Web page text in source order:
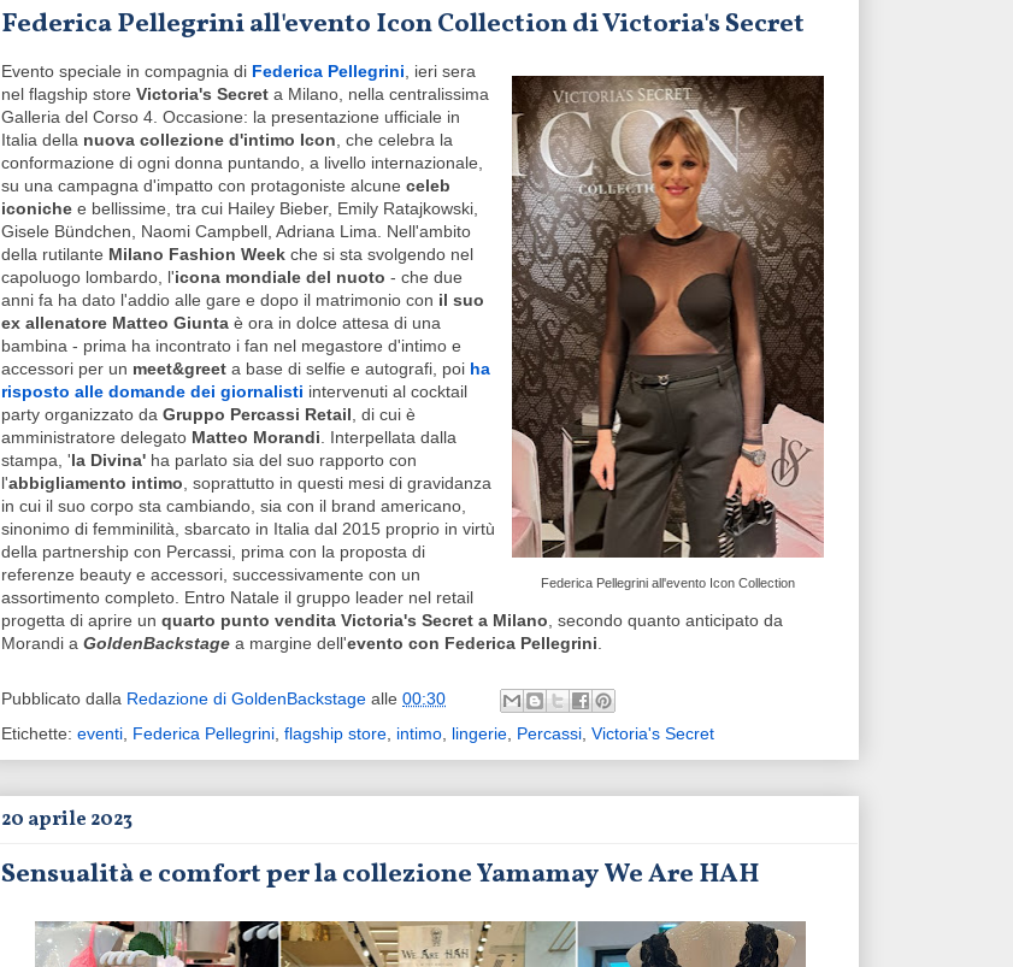
Federica Pellegrini all'evento Icon Collection di Victoria's Secret
Federica Pellegrini all'evento Icon Collection
Evento speciale in compagnia di Federica Pellegrini, ieri sera
nel flagship store Victoria's Secret a Milano, nella centralissima
Galleria del Corso 4. Occasione: la presentazione ufficiale in
Italia della nuova collezione d'intimo Icon, che celebra la
conformazione di ogni donna puntando, a livello internazionale,
su una campagna d'impatto con protagoniste alcune celeb
iconiche e bellissime, tra cui Hailey Bieber, Emily Ratajkowski,
Gisele Bündchen, Naomi Campbell, Adriana Lima. Nell'ambito
della rutilante Milano Fashion Week che si sta svolgendo nel
capoluogo lombardo, l'icona mondiale del nuoto - che due
anni fa ha dato l'addio alle gare e dopo il matrimonio con il suo
ex allenatore Matteo Giunta è ora in dolce attesa di una
bambina - prima ha incontrato i fan nel megastore d'intimo e
accessori per un meet&greet a base di selfie e autografi, poi ha
risposto alle domande dei giornalisti intervenuti al cocktail
party organizzato da Gruppo Percassi Retail, di cui è
amministratore delegato Matteo Morandi. Interpellata dalla
stampa, 'la Divina' ha parlato sia del suo rapporto con
l'abbigliamento intimo, soprattutto in questi mesi di gravidanza
in cui il suo corpo sta cambiando, sia con il brand americano,
sinonimo di femminilità, sbarcato in Italia dal 2015 proprio in virtù
della partnership con Percassi, prima con la proposta di
referenze beauty e accessori, successivamente con un
assortimento completo. Entro Natale il gruppo leader nel retail
progetta di aprire un quarto punto vendita Victoria's Secret a Milano, secondo quanto anticipato da
Morandi a GoldenBackstage a margine dell'evento con Federica Pellegrini.
Pubblicato dalla Redazione di GoldenBackstage alle 00:30
Etichette: eventi, Federica Pellegrini, flagship store, intimo, lingerie, Percassi, Victoria's Secret
20 aprile 2023
Sensualità e comfort per la collezione Yamamay We Are HAH